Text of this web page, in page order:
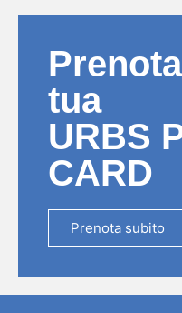
tua
URBS
CARD
Prenota subito